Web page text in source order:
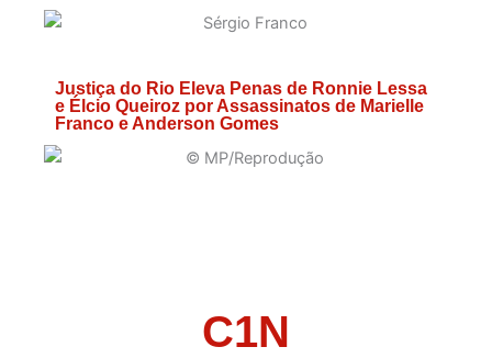
Justiça do Rio Eleva Penas de Ronnie Lessa
e Élcio Queiroz por Assassinatos de Marielle
Franco e Anderson Gomes
C1N